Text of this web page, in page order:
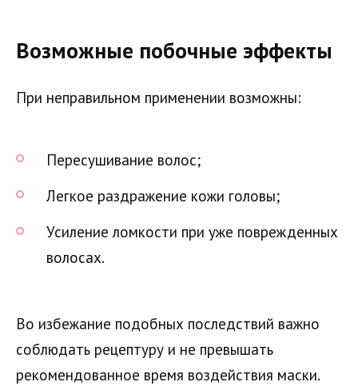
Возможные побочные эффекты
При неправильном применении возможны:
Пересушивание волос;
Легкое раздражение кожи головы;
Усиление ломкости при уже поврежденных
волосах.
Во избежание подобных последствий важно
соблюдать рецептуру и не превышать
рекомендованное время воздействия маски.